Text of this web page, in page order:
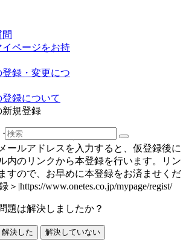
ページをお持
録・変更につ
録について
新規登録
マイページの新規登録
ールアドレスを入力すると、仮登録後に
内のリンクから本登録を行います。リン
すので、お早めに本登録をお済ませくだ
＞|https://www.onetes.co.jp/mypage/regist/
題は解決しましたか？
解決した 解決していない